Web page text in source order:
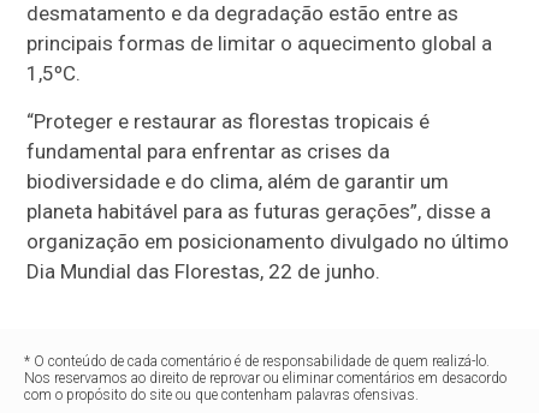
desmatamento e da degradação estão entre as
principais formas de limitar o aquecimento global a
1,5ºC.
“Proteger e restaurar as florestas tropicais é
fundamental para enfrentar as crises da
biodiversidade e do clima, além de garantir um
planeta habitável para as futuras gerações”, disse a
organização em posicionamento divulgado no último
Dia Mundial das Florestas, 22 de junho.
* O conteúdo de cada comentário é de responsabilidade de quem realizá-lo.
Nos reservamos ao direito de reprovar ou eliminar comentários em desacordo
com o propósito do site ou que contenham palavras ofensivas.